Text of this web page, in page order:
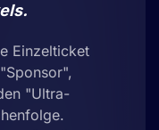
Einzelticket
"Ultra-